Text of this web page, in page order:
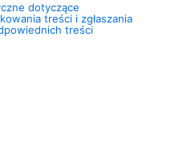
dotyczące
treści i zgłaszania
treści